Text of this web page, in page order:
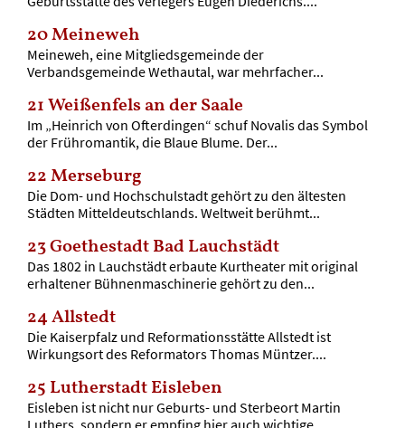
20Meineweh
Meineweh, eine Mitgliedsgemeinde der
Verbandsgemeinde Wethautal, war mehrfacher...
21Weißenfels an der Saale
Im „Heinrich von Ofterdingen“ schuf Novalis das Symbol
der Frühromantik, die Blaue Blume. Der...
22Merseburg
Die Dom- und Hochschulstadt gehört zu den ältesten
Städten Mitteldeutschlands. Weltweit berühmt...
23Goethestadt Bad Lauchstädt
Das 1802 in Lauchstädt erbaute Kurtheater mit original
erhaltener Bühnenmaschinerie gehört zu den...
24Allstedt
Die Kaiserpfalz und Reformationsstätte Allstedt ist
Wirkungsort des Reformators Thomas Müntzer....
25 Lutherstadt Eisleben
Eisleben ist nicht nur Geburts- und Sterbeort Martin
Luthers, sondern er empfing hier auch wichtige...